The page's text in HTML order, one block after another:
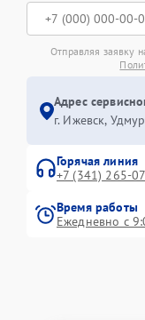
Отправляя заявку
Адрес
г. Ижевск,
Горячая линия
+7 (341) 265-
Время работы
Ежедневно с